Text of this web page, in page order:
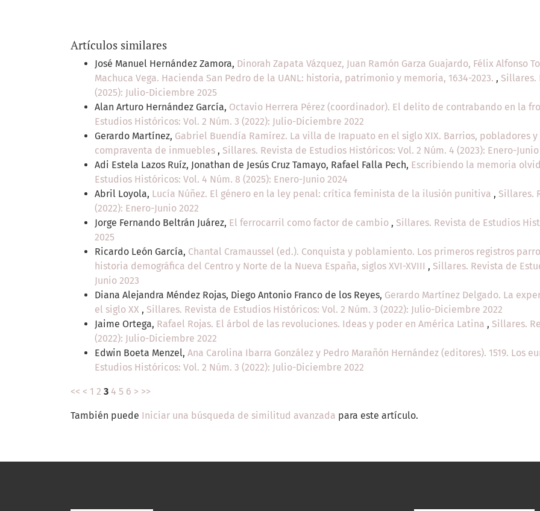
Artículos similares
José Manuel Hernández Zamora, Dinorah Zapata Vázquez, Juan Ramón Garza Guajardo, Félix Alfonso
Machuca Vega. Hacienda San Pedro de la UANL: historia, patrimonio y memoria, 1634-2023. , Sillares.
(2025): Julio-Diciembre 2025
Alan Arturo Hernández García, Octavio Herrera Pérez (coordinador). El delito de contrabando en la
Estudios Históricos: Vol. 2 Núm. 3 (2022): Julio-Diciembre 2022
Gerardo Martínez, Gabriel Buendía Ramírez. La villa de Irapuato en el siglo XIX. Barrios, pobladores
compraventa de inmuebles , Sillares. Revista de Estudios Históricos: Vol. 2 Núm. 4 (2023): Enero-Junio
Adi Estela Lazos Ruíz, Jonathan de Jesús Cruz Tamayo, Rafael Falla Pech, Escribiendo la memoria
Estudios Históricos: Vol. 4 Núm. 8 (2025): Enero-Junio 2024
Abril Loyola, Lucía Núñez. El género en la ley penal: crítica feminista de la ilusión punitiva , Sillares.
(2022): Enero-Junio 2022
Jorge Fernando Beltrán Juárez, El ferrocarril como factor de cambio , Sillares. Revista de Estudios
2025
Ricardo León García, Chantal Cramaussel (ed.). Conquista y poblamiento. Los primeros registros
historia demográfica del Centro y Norte de la Nueva España, siglos XVI-XVIII , Sillares. Revista de
Junio 2023
Diana Alejandra Méndez Rojas, Diego Antonio Franco de los Reyes, Gerardo Martínez Delgado. La
el siglo XX , Sillares. Revista de Estudios Históricos: Vol. 2 Núm. 3 (2022): Julio-Diciembre 2022
Jaime Ortega, Rafael Rojas. El árbol de las revoluciones. Ideas y poder en América Latina , Sillares.
(2022): Julio-Diciembre 2022
Edwin Boeta Menzel, Ana Carolina Ibarra González y Pedro Marañón Hernández (editores). 1519. Los
Estudios Históricos: Vol. 2 Núm. 3 (2022): Julio-Diciembre 2022
<< < 1 2 3 4 5 6 > >>
También puede Iniciar una búsqueda de similitud avanzada para este artículo.